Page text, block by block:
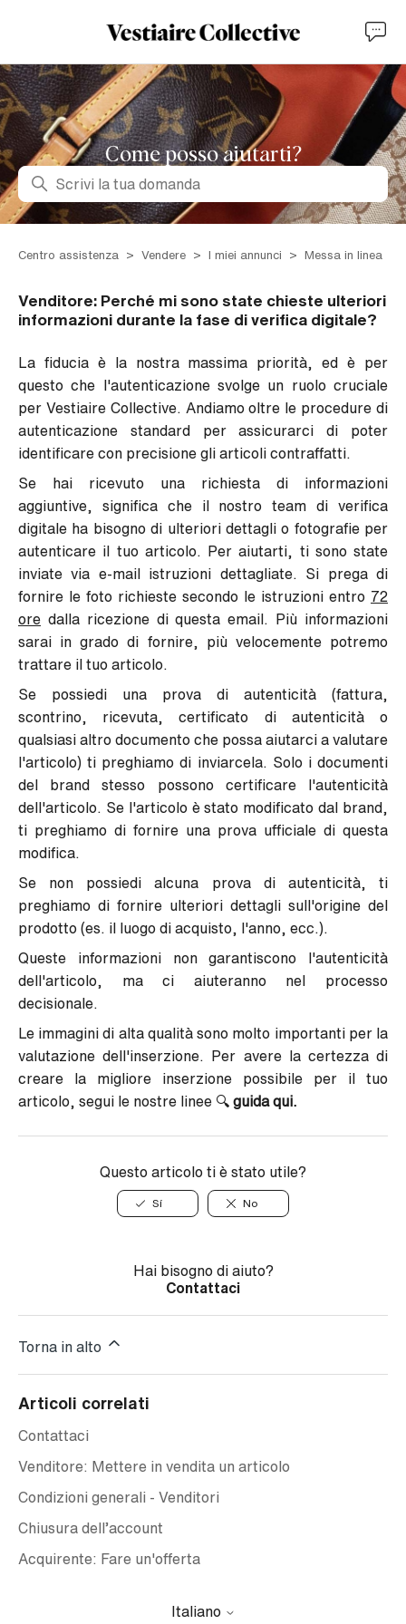
Come posso aiutarti?
Ricerca
Centro assistenza Vendere I miei annunci Messa in linea
Venditore: Perché mi sono state chieste ulteriori
informazioni durante la fase di verifica digitale?
La fiducia è la nostra massima priorità, ed è per
questo che l'autenticazione svolge un ruolo cruciale
per Vestiaire Collective. Andiamo oltre le procedure di
autenticazione standard per assicurarci di poter
identificare con precisione gli articoli contraffatti.
Se hai ricevuto una richiesta di informazioni
aggiuntive, significa che il nostro team di verifica
digitale ha bisogno di ulteriori dettagli o fotografie per
autenticare il tuo articolo.
Per aiutarti, ti sono state
inviate via e-mail istruzioni dettagliate. Si prega di
fornire le foto richieste secondo le istruzioni entro 72
ore dalla ricezione di questa email. Più informazioni
sarai in grado di fornire, più velocemente potremo
trattare il tuo articolo.
Se possiedi una prova di autenticità (fattura,
scontrino, ricevuta, certificato di autenticità o
qualsiasi altro documento che possa aiutarci a valutare
l'articolo) ti preghiamo di inviarcela. Solo i documenti
del brand stesso possono certificare l'autenticità
dell'articolo. Se l'articolo è stato modificato dal brand,
ti preghiamo di fornire una prova ufficiale di questa
modifica.
Se non possiedi alcuna prova di autenticità, ti
preghiamo di fornire ulteriori dettagli sull'origine del
prodotto (es. il luogo di acquisto, l'anno, ecc.).
Queste informazioni non garantiscono l'autenticità
dell'articolo, ma ci aiuteranno nel processo
decisionale.
Le immagini di alta qualità sono molto importanti per la
valutazione dell'inserzione. Per avere la certezza di
creare la migliore inserzione possibile per il tuo
articolo, segui le nostre linee 🔍 guida qui.
Questo articolo ti è stato utile?
Sí No
Hai bisogno di aiuto?
Contattaci
Torna in alto
Articoli correlati
Contattaci
Venditore: Mettere in vendita un articolo
Condizioni generali - Venditori
Chiusura dell’account
Acquirente: Fare un'offerta
Italiano